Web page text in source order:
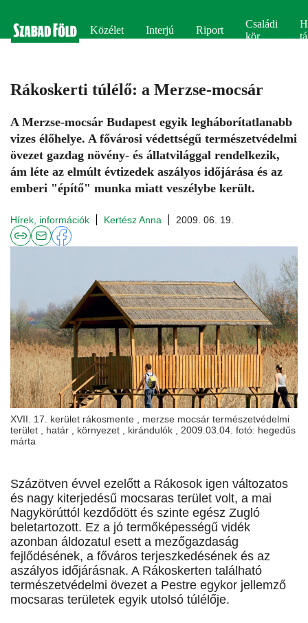
Közélet Interjú Riport
Családi
kör
Rákoskerti túlélő: a Merzse-mocsár
A Merzse-mocsár Budapest egyik legháborítatlanabb
vizes élőhelye. A fővárosi védettségű természetvédelmi
övezet gazdag növény- és állatvilággal rendelkezik,
ám léte az elmúlt évtizedek aszályos időjárása és az
emberi "építő" munka miatt veszélybe került.
Hírek, információk Kertész Anna 2009. 06. 19.
XVII. 17. kerület rákosmente , merzse mocsár természetvédelmi
terület , határ , környezet , kirándulók , 2009.03.04. fotó: hegedűs
márta
Százötven évvel ezelőtt a Rákosok igen változatos
és nagy kiterjedésű mocsaras terület volt, a mai
Nagykörúttól kezdődött és szinte egész Zugló
beletartozott. Ez a jó termőképességű vidék
azonban áldozatul esett a mezőgazdaság
fejlődésének, a főváros terjeszkedésének és az
aszályos időjárásnak. A Rákoskerten található
természetvédelmi övezet a Pestre egykor jellemző
mocsaras területek egyik utolsó túlélője.